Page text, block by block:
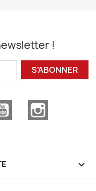
!
S’ABONNER
YouTube
